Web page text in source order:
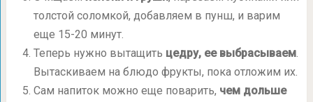
толстой соломкой, добавляем в пунш, и варим
еще 15-20 минут.
Теперь нужно вытащить цедру, ее выбрасываем.
Вытаскиваем на блюдо фрукты, пока отложим их.
Сам напиток можно еще поварить, чем дольше